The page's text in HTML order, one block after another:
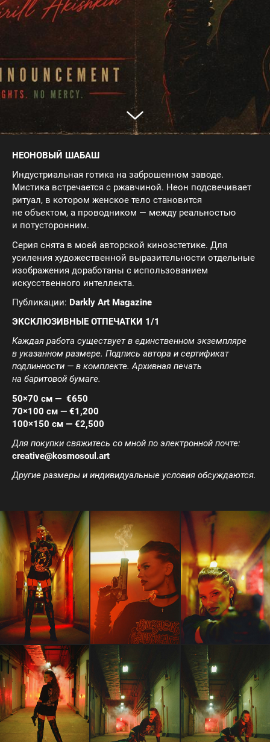
НЕОНОВЫЙ ШАБАШ
Индустриальная готика на заброшенном заводе.
Мистика встречается с ржавчиной. Неон подсвечивает
ритуал, в котором женское тело становится
не объектом, а проводником — между реальностью
и потусторонним.
Серия снята в моей авторской киноэстетике. Для
усиления художественной выразительности отдельные
изображения доработаны с использованием
искусственного интеллекта.
Публикации: Darkly Art Magazine
ЭКСКЛЮЗИВНЫЕ ОТПЕЧАТКИ 1/1
Каждая работа существует в единственном экземпляре
в указанном размере. Подпись автора и сертификат
подлинности — в комплекте. Архивная печать
на баритовой бумаге.
50×70 см — €650
70×100 см — €1,200
100×150 см — €2,500
Для покупки свяжитесь со мной по электронной почте:
creative@kosmosoul.art
Другие размеры и индивидуальные условия обсуждаются.